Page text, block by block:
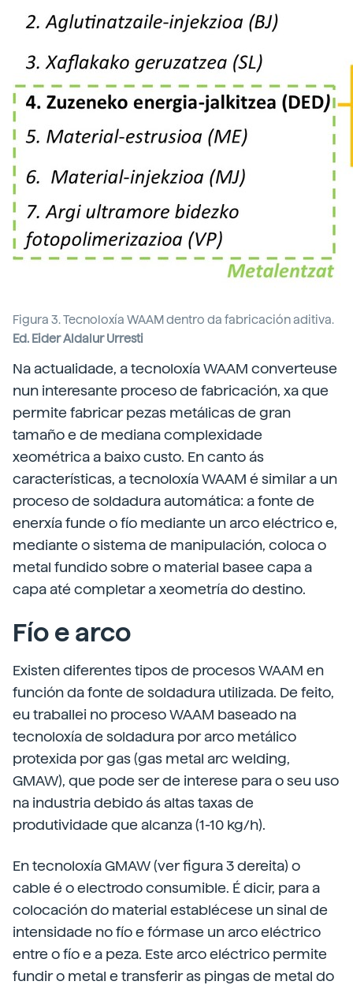
Figura 3. Tecnoloxía WAAM dentro da fabricación aditiva.
Ed. Eider Aldalur Urresti
Na actualidade, a tecnoloxía WAAM converteuse
nun interesante proceso de fabricación, xa que
permite fabricar pezas metálicas de gran
tamaño e de mediana complexidade
xeométrica a baixo custo. En canto ás
características, a tecnoloxía WAAM é similar a un
proceso de soldadura automática: a fonte de
enerxía funde o fío mediante un arco eléctrico e,
mediante o sistema de manipulación, coloca o
metal fundido sobre o material basee capa a
capa até completar a xeometría do destino.
Fío e arco
Existen diferentes tipos de procesos WAAM en
función da fonte de soldadura utilizada. De feito,
eu traballei no proceso WAAM baseado na
tecnoloxía de soldadura por arco metálico
protexida por gas (gas metal arc welding,
GMAW), que pode ser de interese para o seu uso
na industria debido ás altas taxas de
produtividade que alcanza (1-10 kg/h).
En tecnoloxía GMAW (ver figura 3 dereita) o
cable é o electrodo consumible. É dicir, para a
colocación do material establécese un sinal de
intensidade no fío e fórmase un arco eléctrico
entre o fío e a peza. Este arco eléctrico permite
fundir o metal e transferir as pingas de metal do